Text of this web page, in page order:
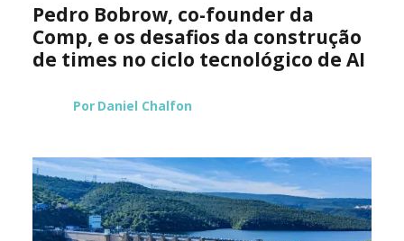
Pedro Bobrow, co-founder da
Comp, e os desafios da construção
de times no ciclo tecnológico de AI
Por Daniel Chalfon